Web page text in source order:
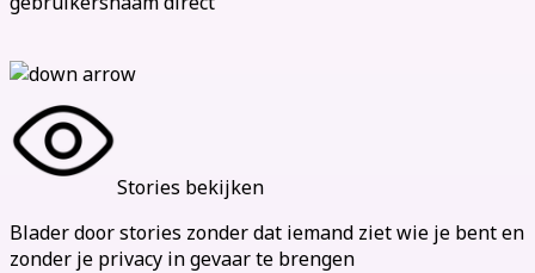
Stories bekijken
Blader door stories zonder dat iemand ziet wie je bent en
zonder je privacy in gevaar te brengen